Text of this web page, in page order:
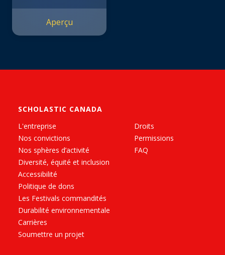
Aperçu
SCHOLASTIC CANADA
L'entreprise
Nos convictions
Nos sphères d’activité
Diversité, équité et inclusion
Accessibilité
Politique de dons
Les Festivals commandités
Durabilité environnementale
Carrières
Soumettre un projet
Droits
Permissions
FAQ